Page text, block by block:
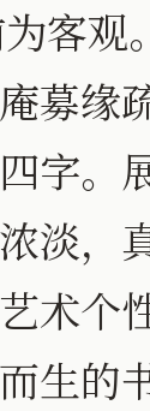
客观。
缘疏
字。
淡，
术个
生的